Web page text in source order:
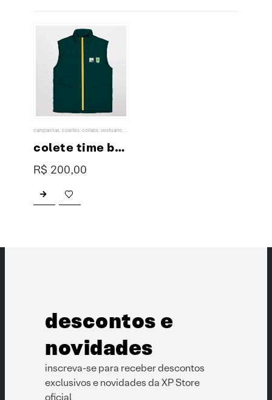
campanhas, coletes, collabs, vestuário, wollner
colete time brasil collab XP & Wollner
R$ 200,00
descontos e
novidades
inscreva-se para receber descontos
exclusivos e novidades da XP Store
oficial